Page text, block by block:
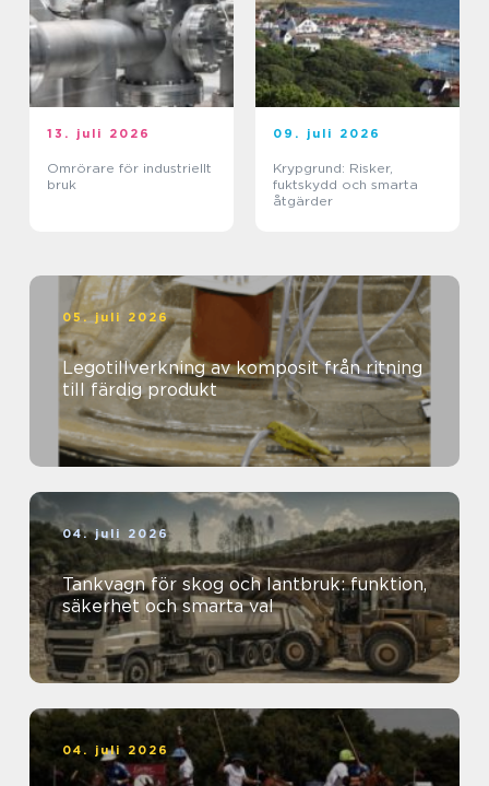
13. juli 2026
Omrörare för industriellt
bruk
09. juli 2026
Krypgrund: Risker,
fuktskydd och smarta
åtgärder
05. juli 2026
Legotillverkning av komposit från ritning
till färdig produkt
04. juli 2026
Tankvagn för skog och lantbruk: funktion,
säkerhet och smarta val
04. juli 2026